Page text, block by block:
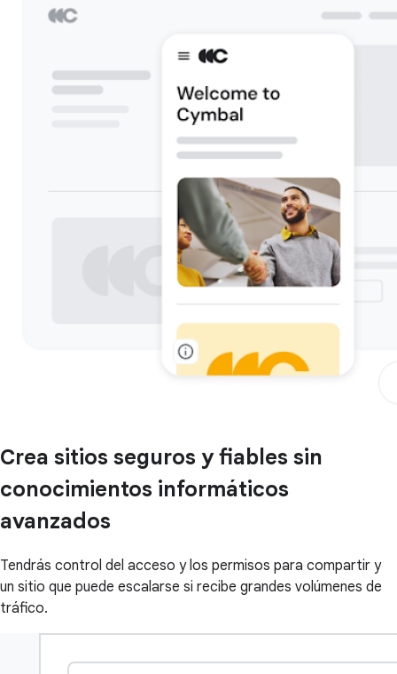
Crea sitios seguros y fiables sin
conocimientos informáticos
avanzados
Tendrás control del acceso y los permisos para compartir y
un sitio que puede escalarse si recibe grandes volúmenes de
tráfico.